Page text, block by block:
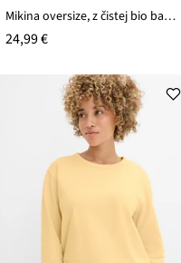
Mikina oversize, z čistej bio bavlny
24,99 €